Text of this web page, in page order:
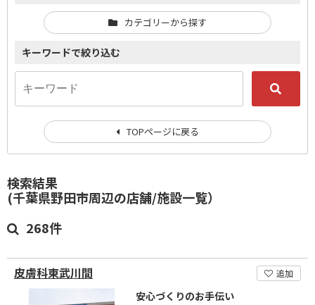
検索結果
(千葉県野田市周辺の店舗/施設一覧）
268件
皮膚科東武川間 追加
安心づくりのお手伝い
カテゴリーから探す
キーワードで絞り込む
TOPページに戻る